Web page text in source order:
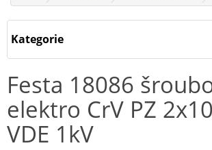
Kategorie
Festa 18086
elektro CrV PZ
VDE 1kV